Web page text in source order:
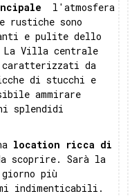
l'atmosfera
rustiche sono
e pulite dello
Villa centrale
da
di stucchi e
ammirare
splendidi
location ricca di
scoprire. Sarà la
più
indimenticabili.